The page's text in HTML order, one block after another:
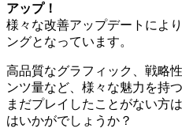
アップ！
様々な改善アップデートによ
ングとなっています。
高品質なグラフィック、戦略
ンツ量など、様々な魅力を持つ
まだプレイしたことがない方
はいかがでしょうか？